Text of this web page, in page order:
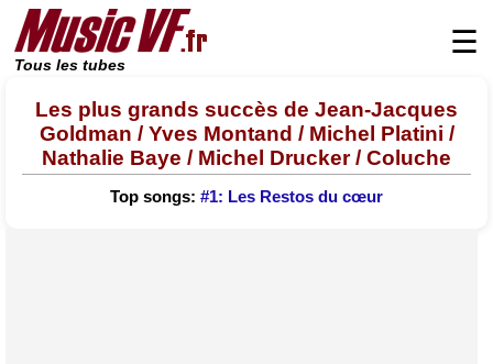
Tous les tubes
☰
Les plus grands succès de Jean-Jacques
Goldman / Yves Montand / Michel Platini /
Nathalie Baye / Michel Drucker / Coluche
Top songs: #1: Les Restos du cœur